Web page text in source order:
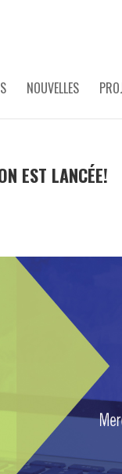
NOUVELLES
EST LANCÉE!